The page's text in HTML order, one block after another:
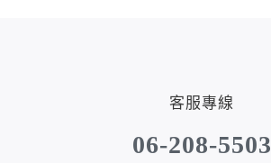
客服專線
06-208-5503